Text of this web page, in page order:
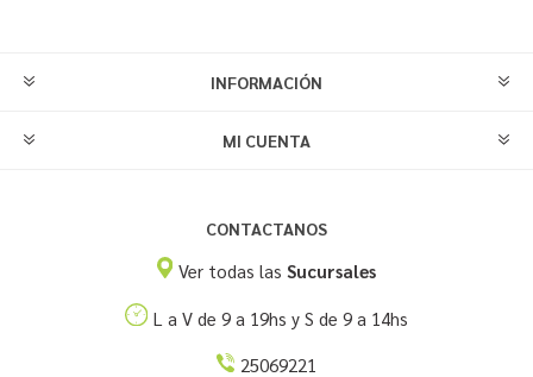
INFORMACIÓN
MI CUENTA
CONTACTANOS
Ver todas lasSucursales
L a V de 9 a 19hs y S de 9 a 14hs
25069221